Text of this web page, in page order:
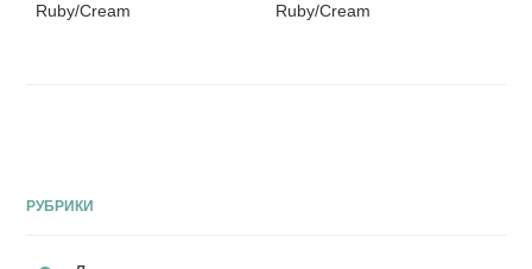
Ruby/Cream
Ruby/Cream
РУБРИКИ